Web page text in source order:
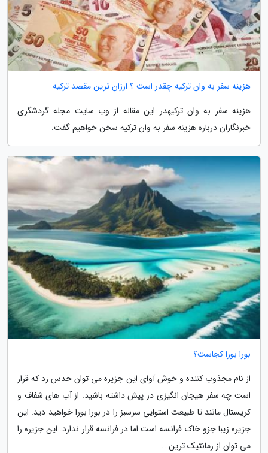
هزینه سفر به وان ترکیه چقدر است ؟ ارزان ترین مقصد ترکیه
هزینه سفر به وان ترکیهدر این مقاله از وب سایت مجله گردشگری
خبرنگاران درباره هزینه سفر به وان ترکیه سخن خواهیم گفت.
بورا بورا کجاست؟
از نام مجذوب کننده و خوش آوای این جزیره می توان حدس زد که قرار
است چه سفر هیجان انگیزی در پیش داشته باشید. از آب های شفاف و
کریستال مانند تا طبیعت استوایی سرسبز را در بورا بورا خواهید دید. این
جزیره زیبا جزو خاک فرانسه است اما در فرانسه قرار ندارد. این جزیره را
می توان از رمانتیک ترین...